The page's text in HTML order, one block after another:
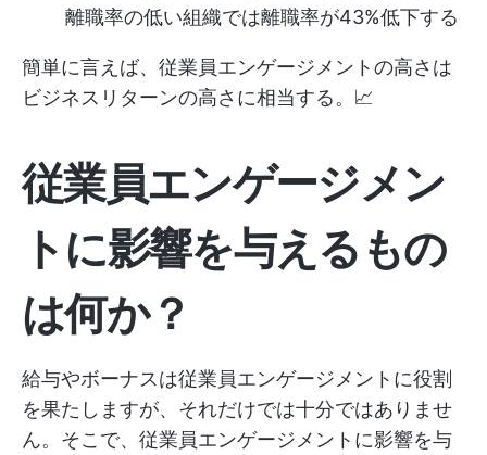
離職率の低い組織では離職率が43%低下する
簡単に言えば、従業員エンゲージメントの高さは
ビジネスリターンの高さに相当する。📈
従業員エンゲージメン
トに影響を与えるもの
は何か？
給与やボーナスは従業員エンゲージメントに役割
を果たしますが、それだけでは十分ではありませ
ん。そこで、従業員エンゲージメントに影響を与